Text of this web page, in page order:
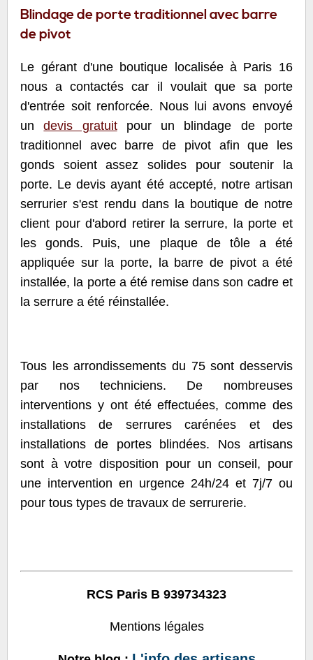
Blindage de porte traditionnel avec barre
de pivot
Le gérant d'une boutique localisée à Paris 16
nous a contactés car il voulait que sa porte
d'entrée soit renforcée. Nous lui avons envoyé
undevis gratuitpour un blindage de porte
traditionnel avec barre de pivot afin que les
gonds soient assez solides pour soutenir la
porte. Le devis ayant été accepté, notre artisan
serrurier s'est rendu dans la boutique de notre
client pour d'abord retirer la serrure, la porte et
les gonds. Puis, une plaque de tôle a été
appliquée sur la porte, la barre de pivot a été
installée, la porte a été remise dans son cadre et
la serrure a été réinstallée.
Tous les arrondissements du 75 sont desservis
par nos techniciens. De nombreuses
interventions y ont été effectuées, comme des
installations de serrures carénées et des
installations de portes blindées. Nos artisans
sont à votre disposition pour un conseil, pour
une intervention en urgence 24h/24 et 7j/7 ou
pour tous types de travaux de serrurerie.
RCS Paris B 939734323
Mentions légales